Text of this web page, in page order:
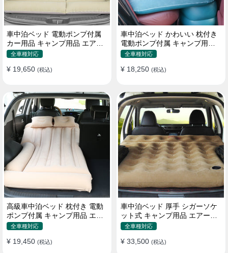
車中泊ベッド 電動ポンプ付属
カー用品 キャンプ用品 エアー
ベッド SUV車 普通車適用
全車種対応
¥ 19,650 (税込)
車中泊ベッド かわいい 枕付き
電動ポンプ付属 キャンプ用品
全車種対応
¥ 18,250 (税込)
高級車中泊ベッド 枕付き 電動
ポンプ付属 キャンプ用品 エア
ーベッド 普通車 SUV
全車種対応
¥ 19,450 (税込)
車中泊ベッド 厚手 シガーソケ
ット式 キャンプ用品 エアーベ
ッド 収納袋付き 普通車 SUV適
全車種対応
¥ 33,500 (税込)